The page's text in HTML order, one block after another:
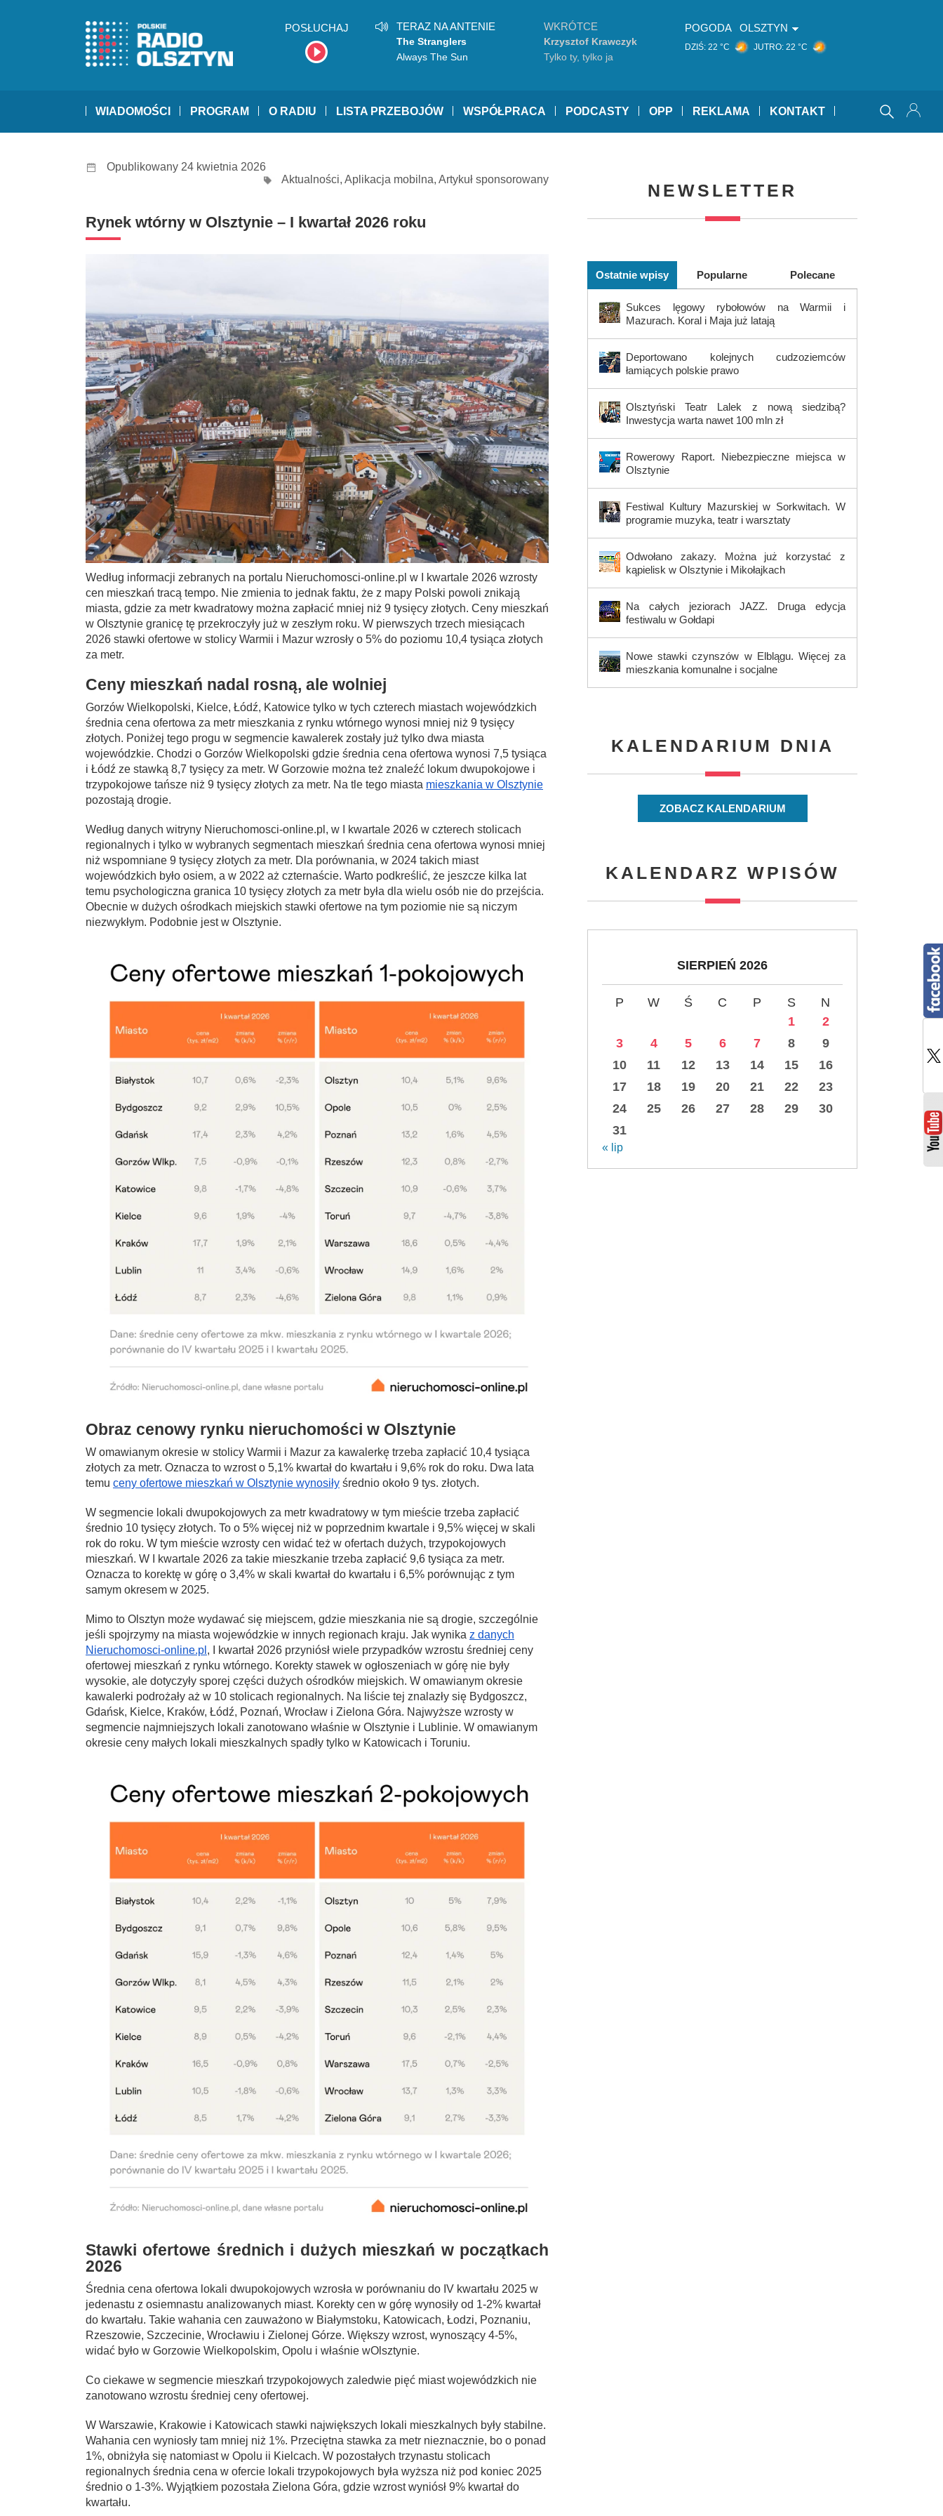
POSŁUCHAJ TERAZ NA ANTENIE
The Stranglers
Always The Sun
WKRÓTCE
Krzysztof Krawczyk
Tylko ty, tylko ja
POGODA OLSZTYN
DZIŚ: 22 °C JUTRO: 22 °C
WIADOMOŚCI PROGRAM O RADIU LISTA PRZEBOJÓW WSPÓŁPRACA PODCASTY OPP REKLAMA KONTAKT
Opublikowany 24 kwietnia 2026
Aktualności, Aplikacja mobilna, Artykuł sponsorowany
Rynek wtórny w Olsztynie – I kwartał 2026 roku
Według informacji zebranych na portalu Nieruchomosci-online.pl w I kwartale 2026 wzrosty
cen mieszkań tracą tempo. Nie zmienia to jednak faktu, że z mapy Polski powoli znikają
miasta, gdzie za metr kwadratowy można zapłacić mniej niż 9 tysięcy złotych. Ceny mieszkań
w Olsztynie granicę tę przekroczyły już w zeszłym roku. W pierwszych trzech miesiącach
2026 stawki ofertowe w stolicy Warmii i Mazur wzrosły o 5% do poziomu 10,4 tysiąca złotych
za metr.
Ceny mieszkań nadal rosną, ale wolniej
Gorzów Wielkopolski, Kielce, Łódź, Katowice tylko w tych czterech miastach wojewódzkich
średnia cena ofertowa za metr mieszkania z rynku wtórnego wynosi mniej niż 9 tysięcy
złotych. Poniżej tego progu w segmencie kawalerek zostały już tylko dwa miasta
wojewódzkie. Chodzi o Gorzów Wielkopolski gdzie średnia cena ofertowa wynosi 7,5 tysiąca
i Łódź ze stawką 8,7 tysięcy za metr. W Gorzowie można też znaleźć lokum dwupokojowe i
trzypokojowe tańsze niż 9 tysięcy złotych za metr. Na tle tego miasta mieszkania w Olsztynie
pozostają drogie.
Według danych witryny Nieruchomosci-online.pl, w I kwartale 2026 w czterech stolicach
regionalnych i tylko w wybranych segmentach mieszkań średnia cena ofertowa wynosi mniej
niż wspomniane 9 tysięcy złotych za metr. Dla porównania, w 2024 takich miast
wojewódzkich było osiem, a w 2022 aż czternaście. Warto podkreślić, że jeszcze kilka lat
temu psychologiczna granica 10 tysięcy złotych za metr była dla wielu osób nie do przejścia.
Obecnie w dużych ośrodkach miejskich stawki ofertowe na tym poziomie nie są niczym
niezwykłym. Podobnie jest w Olsztynie.
Obraz cenowy rynku nieruchomości w Olsztynie
W omawianym okresie w stolicy Warmii i Mazur za kawalerkę trzeba zapłacić 10,4 tysiąca
złotych za metr. Oznacza to wzrost o 5,1% kwartał do kwartału i 9,6% rok do roku. Dwa lata
temu ceny ofertowe mieszkań w Olsztynie wynosiły średnio około 9 tys. złotych.
W segmencie lokali dwupokojowych za metr kwadratowy w tym mieście trzeba zapłacić
średnio 10 tysięcy złotych. To o 5% więcej niż w poprzednim kwartale i 9,5% więcej w skali
rok do roku. W tym mieście wzrosty cen widać też w ofertach dużych, trzypokojowych
mieszkań. W I kwartale 2026 za takie mieszkanie trzeba zapłacić 9,6 tysiąca za metr.
Oznacza to korektę w górę o 3,4% w skali kwartał do kwartału i 6,5% porównując z tym
samym okresem w 2025.
Mimo to Olsztyn może wydawać się miejscem, gdzie mieszkania nie są drogie, szczególnie
jeśli spojrzymy na miasta wojewódzkie w innych regionach kraju. Jak wynika z danych
Nieruchomosci-online.pl , I kwartał 2026 przyniósł wiele przypadków wzrostu średniej ceny
ofertowej mieszkań z rynku wtórnego. Korekty stawek w ogłoszeniach w górę nie były
wysokie, ale dotyczyły sporej części dużych ośrodków miejskich. W omawianym okresie
kawalerki podrożały aż w 10 stolicach regionalnych. Na liście tej znalazły się Bydgoszcz,
Gdańsk, Kielce, Kraków, Łódź, Poznań, Wrocław i Zielona Góra. Najwyższe wzrosty w
segmencie najmniejszych lokali zanotowano właśnie w Olsztynie i Lublinie. W omawianym
okresie ceny małych lokali mieszkalnych spadły tylko w Katowicach i Toruniu.
Stawki ofertowe średnich i dużych mieszkań w początkach
2026
Średnia cena ofertowa lokali dwupokojowych wzrosła w porównaniu do IV kwartału 2025 w
jedenastu z osiemnastu analizowanych miast. Korekty cen w górę wynosiły od 1-2% kwartał
do kwartału. Takie wahania cen zauważono w Białymstoku, Katowicach, Łodzi, Poznaniu,
Rzeszowie, Szczecinie, Wrocławiu i Zielonej Górze. Większy wzrost, wynoszący 4-5%,
widać było w Gorzowie Wielkopolskim, Opolu i właśnie wOlsztynie.
Co ciekawe w segmencie mieszkań trzypokojowych zaledwie pięć miast wojewódzkich nie
zanotowano wzrostu średniej ceny ofertowej.
W Warszawie, Krakowie i Katowicach stawki największych lokali mieszkalnych były stabilne.
Wahania cen wyniosły tam mniej niż 1%. Przeciętna stawka za metr nieznacznie, bo o ponad
1%, obniżyła się natomiast w Opolu ii Kielcach. W pozostałych trzynastu stolicach
regionalnych średnia cena w ofercie lokali trzypokojowych była wyższa niż pod koniec 2025
średnio o 1-3%. Wyjątkiem pozostała Zielona Góra, gdzie wzrost wyniósł 9% kwartał do
kwartału.
NEWSLETTER
Ostatnie wpisy Popularne Polecane
Sukces lęgowy rybołowów na Warmii i
Mazurach. Koral i Maja już latają
Deportowano kolejnych cudzoziemców
łamiących polskie prawo
Olsztyński Teatr Lalek z nową siedzibą?
Inwestycja warta nawet 100 mln zł
Rowerowy Raport. Niebezpieczne miejsca w
Olsztynie
Festiwal Kultury Mazurskiej w Sorkwitach. W
programie muzyka, teatr i warsztaty
Odwołano zakazy. Można już korzystać z
kąpielisk w Olsztynie i Mikołajkach
Na całych jeziorach JAZZ. Druga edycja
festiwalu w Gołdapi
Nowe stawki czynszów w Elblągu. Więcej za
mieszkania komunalne i socjalne
KALENDARIUM DNIA
ZOBACZ KALENDARIUM
KALENDARZ WPISÓW
SIERPIEŃ 2026
P W Ś C P S
N
1
2
3
4 5 6 7 8
9
10
11 12 13 14 15
16
17
18 19 20 21 22
23
24
25 26 27 28 29
30
31
« lip